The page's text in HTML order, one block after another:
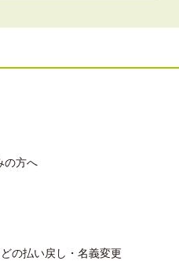
の方へ
の払い戻し・名義変更